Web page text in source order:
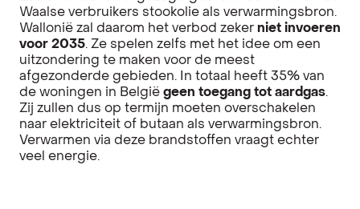
Waalse verbruikers stookolie als verwarmingsbron.
Wallonië zal daarom het verbod zeker niet invoeren
voor 2035. Ze spelen zelfs met het idee om een
uitzondering te maken voor de meest
afgezonderde gebieden. In totaal heeft 35% van
de woningen in België geen toegang tot aardgas.
Zij zullen dus op termijn moeten overschakelen
naar elektriciteit of butaan als verwarmingsbron.
Verwarmen via deze brandstoffen vraagt echter
veel energie.